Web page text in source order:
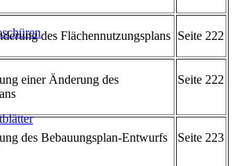
des Flächennutzungsplans Seite 222
einer Änderung des
Seite 222
des Bebauungsplan-Entwurfs
Seite 223